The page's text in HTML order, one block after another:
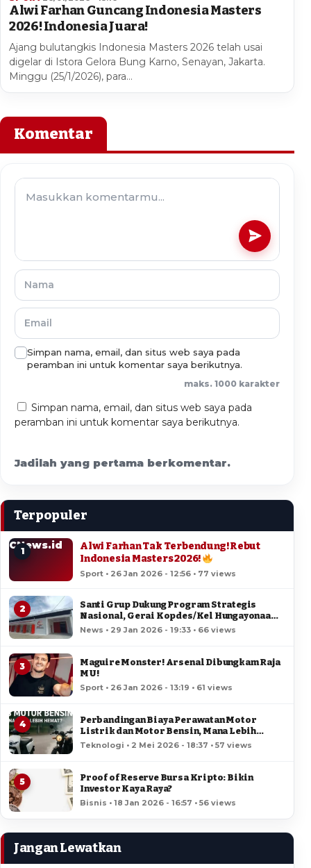
Alwi Farhan Guncang Indonesia Masters
2026! Indonesia Juara!
Ajang bulutangkis Indonesia Masters 2026 telah usai
digelar di Istora Gelora Bung Karno, Senayan, Jakarta.
Minggu (25/1/2026), para…
Komentar
Simpan nama, email, dan situs web saya pada
peramban ini untuk komentar saya berikutnya.
maks. 1000 karakter
Simpan nama, email, dan situs web saya pada
peramban ini untuk komentar saya berikutnya.
Jadilah yang pertama berkomentar.
Terpopuler
CNews.id
1
Alwi Farhan Tak Terbendung! Rebut
Indonesia Masters 2026!
Sport • 26 Jan 2026 - 12:56 • 77 views
2
Santi Grup Dukung Program Strategis
Nasional, Gerai Kopdes/Kel Hungayonaa
Jadi yang Tercepat Dibangun di Gorontalo
News • 29 Jan 2026 - 19:33 • 66 views
3
Maguire Monster! Arsenal Dibungkam Raja
MU!
Sport • 26 Jan 2026 - 13:19 • 61 views
4
Perbandingan Biaya Perawatan Motor
Listrik dan Motor Bensin, Mana Lebih
Hemat?
Teknologi • 2 Mei 2026 - 18:37 • 57 views
5
Proof of Reserve Bursa Kripto: Bikin
Investor Kaya Raya?
Bisnis • 18 Jan 2026 - 16:57 • 56 views
Jangan Lewatkan